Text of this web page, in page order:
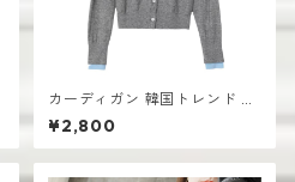
カーディガン 韓国トレンド レ
ディース ショート丈 前開きデ
ザイン 無地
¥2,800